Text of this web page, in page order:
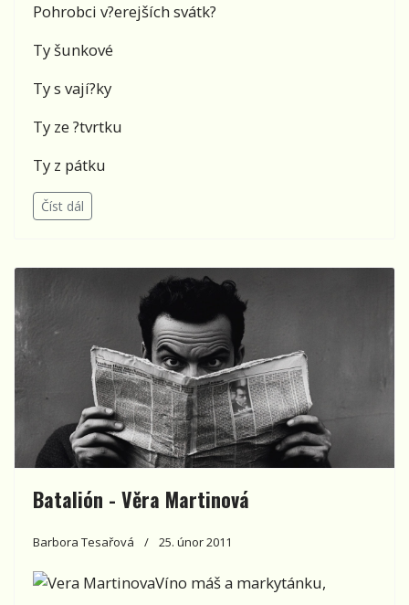
Pohrobci v?erejších svátk?
Ty šunkové
Ty s vají?ky
Ty ze ?tvrtku
Ty z pátku
Číst dál
Batalión - Věra Martinová
Barbora Tesařová 25. únor 2011
Víno máš a markytánku,